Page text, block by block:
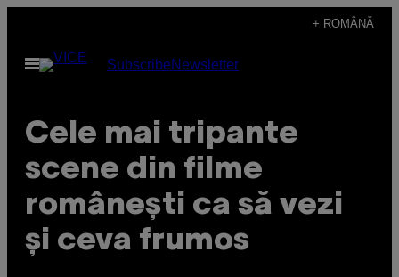
content
+ ROMÂNĂ
Open
Menu
SubscribeNewsletter
Cele mai tripante
scene din filme
românești ca să vezi
și ceva frumos